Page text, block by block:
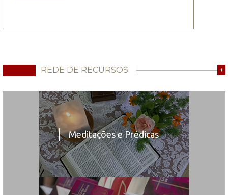
REDE DE RECURSOS +
Meditações e Prédicas